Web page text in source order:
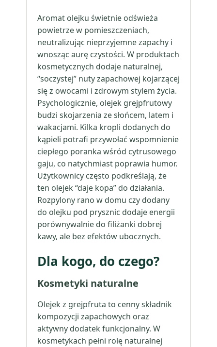
Aromat olejku świetnie odświeża
powietrze w pomieszczeniach,
neutralizując nieprzyjemne zapachy i
wnosząc aurę czystości. W produktach
kosmetycznych dodaje naturalnej,
“soczystej” nuty zapachowej kojarzącej
się z owocami i zdrowym stylem życia.
Psychologicznie, olejek grejpfrutowy
budzi skojarzenia ze słońcem, latem i
wakacjami. Kilka kropli dodanych do
kąpieli potrafi przywołać wspomnienie
ciepłego poranka wśród cytrusowego
gaju, co natychmiast poprawia humor.
Użytkownicy często podkreślają, że
ten olejek “daje kopa” do działania.
Rozpylony rano w domu czy dodany
do olejku pod prysznic dodaje energii
porównywalnie do filiżanki dobrej
kawy, ale bez efektów ubocznych.
Dla kogo, do czego?
Kosmetyki naturalne
Olejek z grejpfruta to cenny składnik
kompozycji zapachowych oraz
aktywny dodatek funkcjonalny. W
kosmetykach pełni rolę naturalnej